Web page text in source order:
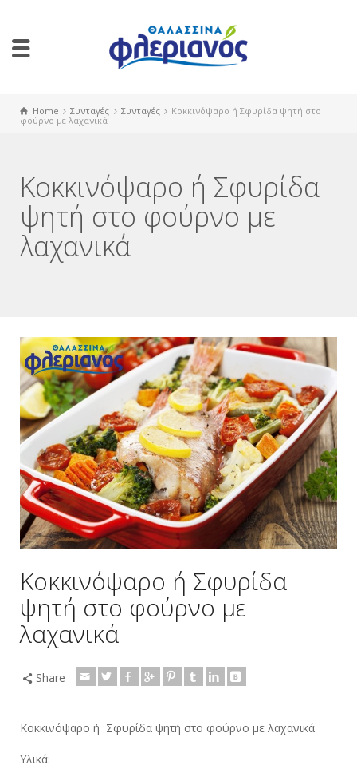
Home Συνταγές Συνταγές
Κοκκινόψαρο ή Σφυρίδα ψητή στο
φούρνο με λαχανικά
Κοκκινόψαρο ή Σφυρίδα
ψητή στο φούρνο με
λαχανικά
Κοκκινόψαρο ή Σφυρίδα
ψητή στο φούρνο με
λαχανικά
Share
Κοκκινόψαρο ή Σφυρίδα ψητή στο φούρνο με λαχανικά
Υλικά: